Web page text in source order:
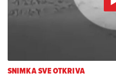
SNIMKA SVE OTKRIVA